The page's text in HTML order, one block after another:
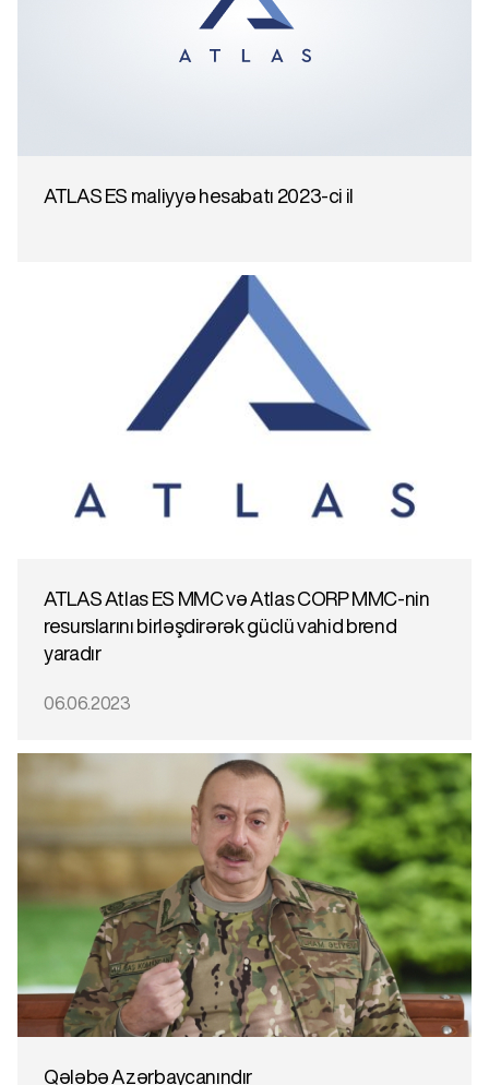
ATLAS ES maliyyə hesabatı 2023-ci il
ATLAS Atlas ES MMC və Atlas CORP MMC-nin
resurslarını birləşdirərək güclü vahid brend
yaradır
06.06.2023
Qələbə Azərbaycanındır